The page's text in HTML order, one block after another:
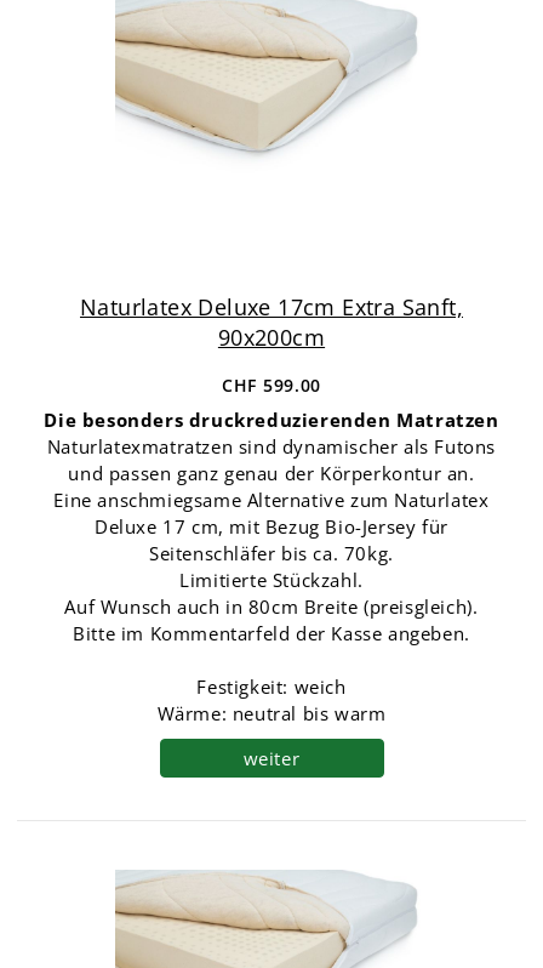
Naturlatex Deluxe 17cm Extra Sanft,
90x200cm
CHF 599.00
Die besonders druckreduzierenden Matratzen
Naturlatexmatratzen sind dynamischer als Futons
und passen ganz genau der Körperkontur an.
Eine anschmiegsame Alternative zum Naturlatex
Deluxe 17 cm, mit Bezug Bio-Jersey für
Seitenschläfer bis ca. 70kg.
Limitierte Stückzahl.
Auf Wunsch auch in 80cm Breite (preisgleich).
Bitte im Kommentarfeld der Kasse angeben.
Festigkeit: weich
Wärme: neutral bis warm
weiter